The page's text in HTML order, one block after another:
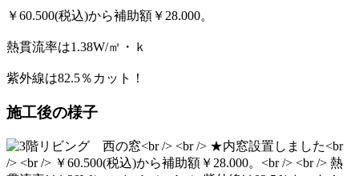
￥60.500(税込)から補助額￥28.000。
熱貫流率は1.38W/㎡・ｋ
紫外線は82.5％カット！
施工後の様子